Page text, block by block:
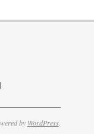
by WordPress.